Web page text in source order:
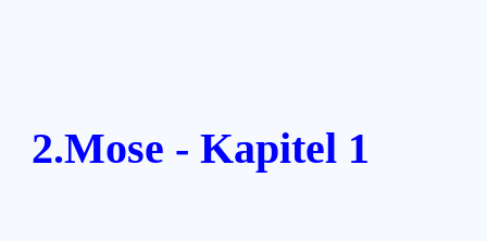
2.Mose - Kapitel 1